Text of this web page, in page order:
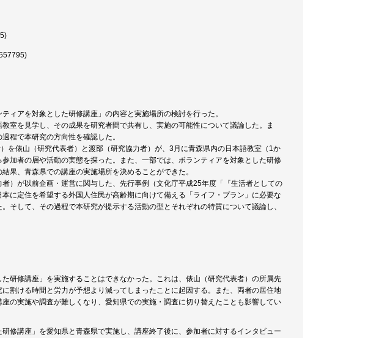
ィアを対象とした研修講座」の内容と実施場所の検討を行った。
室を見学し、その成果を研究者間で共有し、実施の可能性について議論した。ま
程で本研究の方向性を確認した。
を俵山（研究代表者）と渡部（研究協力者）が、3月に青森県内の日本語教室（1か
加者の層や活動の実態を探った。また、一部では、ボランティアを対象とした研修
果、青森県での講座の実施場所を決めることができた。
）が以前企画・運営に関与した、先行事例（文化庁平成25年度「『生活者としての
に定住を希望する外国人住民が高齢期に向けて備える「ライフ・プラン」に必要な
そして、その過程で本研究が提示する活動の型とそれぞれの特質について議論し、
研修講座」を実施することはできなかった。これは、俵山（研究代表者）の所属先
割ける時間と労力が予想より減ってしまったことに起因する。また、両者の居住地
の実施や調査が難しくなり、愛知県での実施・調査に切り替えたことも影響してい
修講座」を愛知県と青森県で実施し、講座終了後に、参加者に対するインタビュー